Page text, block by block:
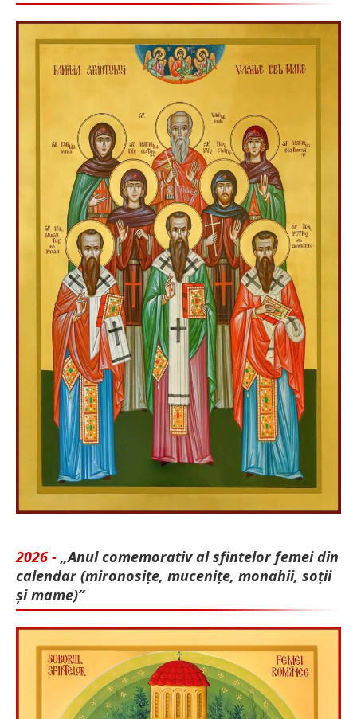
2026 - „Anul comemorativ al sfintelor femei din
calendar (mironosițe, mu­cenițe, monahii, soții
și mame)”